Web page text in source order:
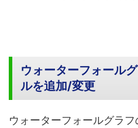
ウォーターフォール
ルを追加/変更
ウォーターフォールグラ